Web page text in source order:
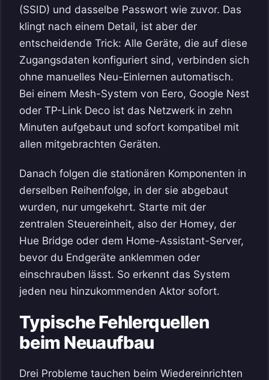
(SSID) und dasselbe Passwort wie zuvor. Das
klingt nach einem Detail, ist aber der
entscheidende Trick: Alle Geräte, die auf diese
Zugangsdaten konfiguriert sind, verbinden sich
ohne manuelles Neu-Einlernen automatisch.
Bei einem Mesh-System von Eero, Google Nest
oder TP-Link Deco ist das Netzwerk in zehn
Minuten aufgebaut und sofort kompatibel mit
allen mitgebrachten Geräten.
Danach folgen die stationären Komponenten in
derselben Reihenfolge, in der sie abgebaut
wurden, nur umgekehrt. Starte mit der
zentralen Steuereinheit, also der Homey, der
Hue Bridge oder dem Home-Assistant-Server,
bevor du Endgeräte anklemmen oder
einschrauben lässt. So erkennt das System
jeden neu hinzukommenden Aktor sofort.
Typische Fehlerquellen
beim Neuaufbau
Drei Probleme tauchen beim Wiedereinrichten